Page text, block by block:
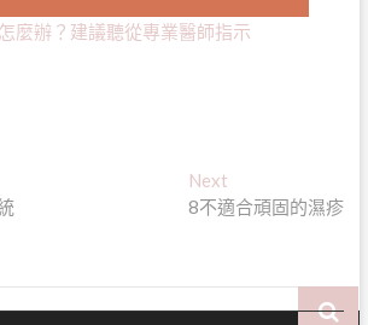
麼辦？建議聽從專業醫師指示
Next
post:
8不適合頑固的濕疹
Search